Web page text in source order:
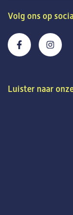
Volg ons op
Luister naar